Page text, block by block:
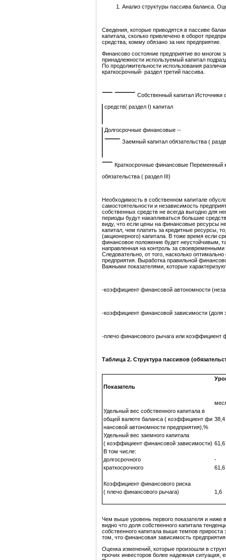
Анализ структуры пассива баланса.
Сведения, которые приводятся в пассиве
капитала, сколько привлечено в оборот
средства, комму обязано за них предприятие.
Финансово состояние предприятие во многом
принадлежности используемый капитал
По продолжительности использования
краткосрочный- раздел третий пассива.
Собственный капитал
средств( раздел I) капитал
Долгосрочные финансовые --
Заемный капитал обязательства (
Краткосрочные финансовые Переменный
обязательства ( раздел III)
Необходимость в собственном капитале
самостоятельности и независимость
собственных средств не всегда выгодно для
периоды будут накапливаться большие
виду, что если цены на финансовые ресурсы
капитал, чем платить за кредитные ресурсы,
(акционерного) капитала. В тоже время если
финансовое положение будет неустойчивым,
направленная на контроль за
Следовательно, от того, насколько
предприятия. Выработка правильной
Важными показателями, которые
-коэффициент финансовой автономности
-коэффициент финансовой зависимости (доля
-плечо финансового рычага или коэффициент
Таблица 2. Структура пассивов
Показатель
Удельный вес собственного капитала в
общей валюте баланса ( коэффициент фи 38,4
нансовой автономности предприятия),%
Удельный вес заемного капитала
( коэффициент финансовой зависимости) 61,6
В том числе:
долгосрочного
-
краткосрочного
61,6
Коэффициент финансового риска
( плечо финансового рычага)
1,6
Чем выше уровень первого показателя и ниже
видно что доля собственного капитала
собственного капитала выше темпов
том, что финансовая зависимость
Оценка изменений, которые произошли в
прочих инвесторов более надежная ситуация,